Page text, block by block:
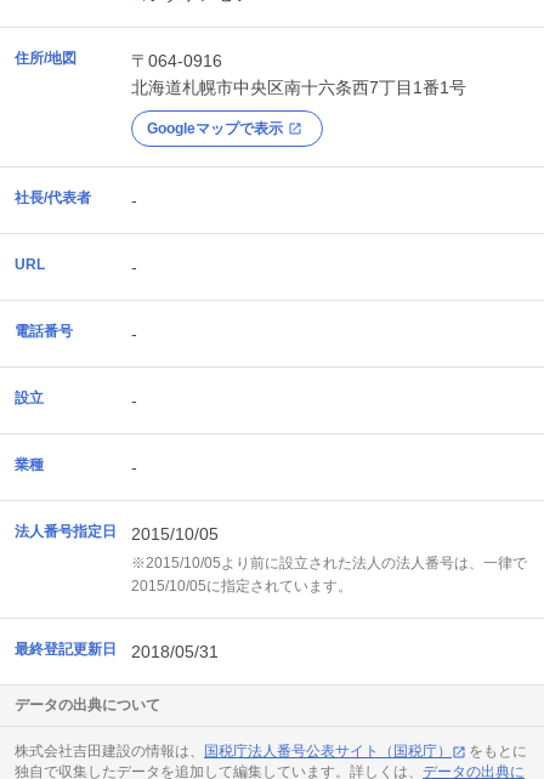
住所/地図
〒064-0916
北海道札幌市中央区南十六条西7丁目1番1号
Googleマップで表示
社長/代表者 -
URL -
電話番号 -
設立 -
業種 -
法人番号指定日 2015/10/05
※2015/10/05より前に設立された法人の法人番号は、一律で
2015/10/05に指定されています。
最終登記更新日 2018/05/31
データの出典について
株式会社吉田建設の情報は、 国税庁法人番号公表サイト（国税庁）
をもとに
独自で収集したデータを追加して編集しています。詳しくは、 データの出典に